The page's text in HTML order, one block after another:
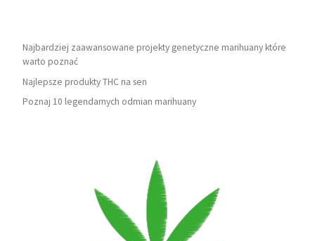
Najbardziej zaawansowane projekty genetyczne marihuany które
warto poznać
Najlepsze produkty THC na sen
Poznaj 10 legendarnych odmian marihuany